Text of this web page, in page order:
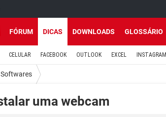
FÓRUM DICAS DOWNLOADS GLOSSÁRIO
CELULAR FACEBOOK OUTLOOK EXCEL INSTAGRAM
Softwares
uma webcam